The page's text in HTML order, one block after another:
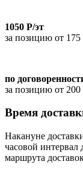
1050 Р/эт
за позицию от 175
по
за позицию от 200
Время
Накануне
часовой интервал
маршрута